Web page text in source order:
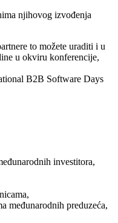
njihovog izvođenja
to možete uraditi i u
u okviru konferencije,
B2B Software Days
investitora,
međunarodnih preduzeća,